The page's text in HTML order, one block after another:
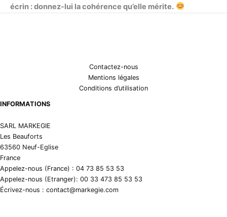
écrin : donnez-lui la cohérence qu’elle mérite.
Contactez-nous
Mentions légales
Conditions d’utilisation
INFORMATIONS
SARL MARKEGIE
Les Beauforts
63560 Neuf-Eglise
France
Appelez-nous (France) : 04 73 85 53 53
Appelez-nous (Etranger): 00 33 473 85 53 53
Écrivez-nous : contact@markegie.com